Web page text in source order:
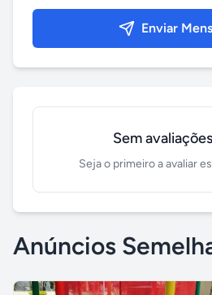
Enviar
Sem
Seja o primeiro a avaliar
Anúncios